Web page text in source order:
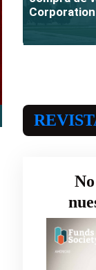
Corporation